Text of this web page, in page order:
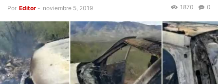
Por Editor - noviembre 5, 2019 0
1870